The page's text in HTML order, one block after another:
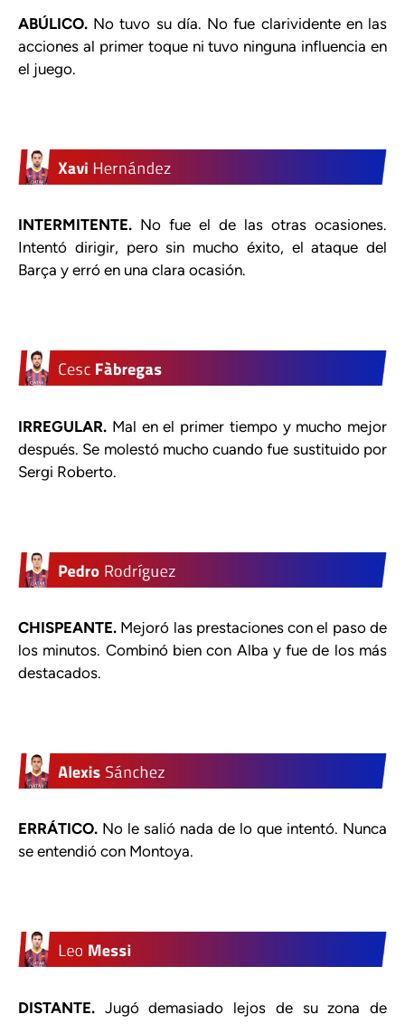
ABÚLICO. No tuvo su día. No fue clarividente en las
acciones al primer toque ni tuvo ninguna influencia en
el juego.
INTERMITENTE. No fue el de las otras ocasiones.
Intentó dirigir, pero sin mucho éxito, el ataque del
Barça y erró en una clara ocasión.
IRREGULAR. Mal en el primer tiempo y mucho mejor
después. Se molestó mucho cuando fue sustituido por
Sergi Roberto.
CHISPEANTE. Mejoró las prestaciones con el paso de
los minutos. Combinó bien con Alba y fue de los más
destacados.
ERRÁTICO. No le salió nada de lo que intentó. Nunca
se entendió con Montoya.
DISTANTE. Jugó demasiado lejos de su zona de